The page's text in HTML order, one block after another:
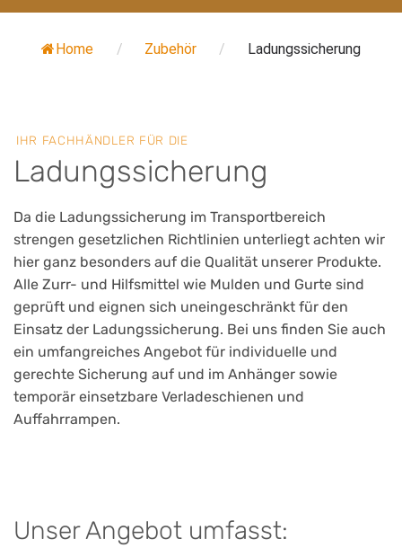
Home / Zubehör / Ladungssicherung
IHR FACHHÄNDLER FÜR DIE
Ladungssicherung
Da die Ladungssicherung im Transportbereich
strengen gesetzlichen Richtlinien unterliegt achten wir
hier ganz besonders auf die Qualität unserer Produkte.
Alle Zurr- und Hilfsmittel wie Mulden und Gurte sind
geprüft und eignen sich uneingeschränkt für den
Einsatz der Ladungssicherung. Bei uns finden Sie auch
ein umfangreiches Angebot für individuelle und
gerechte Sicherung auf und im Anhänger sowie
temporär einsetzbare Verladeschienen und
Auffahrrampen.
Unser Angebot umfasst: